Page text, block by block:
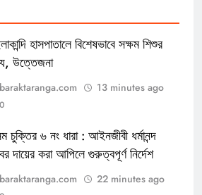
হাসপাতালে বিশেষভাবে সক্ষম শিশুর
উত্তেজনা
baraktaranga.com 13 minutes ago
0
চুক্তির ৬ নং ধারা : আইনজীবী ধর্মানন্দ
দায়ের করা আপিলে গুরুত্বপূর্ণ নির্দেশ
baraktaranga.com 22 minutes ago